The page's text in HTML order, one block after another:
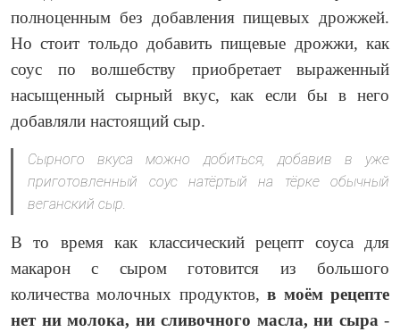
полноценным без добавления пищевых дрожжей.
Но стоит тольдо добавить пищевые дрожжи, как
соус по волшебству приобретает выраженный
насыщенный сырный вкус, как если бы в него
добавляли настоящий сыр.
Сырного вкуса можно добиться, добавив в уже
приготовленный соус натёртый на тёрке обычный
веганский сыр.
В то время как классический рецепт соуса для
макарон с сыром готовится из большого
количества молочных продуктов,в моём рецепте
нет ни молока, ни сливочного масла, ни сыра -